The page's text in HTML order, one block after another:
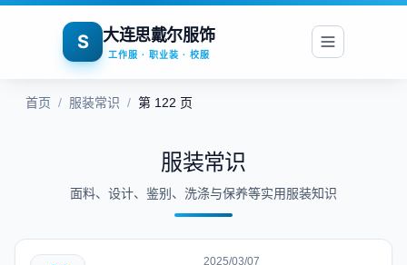
S 大连思戴尔服饰
工作服 · 职业装 · 校服
首页 / 服装常识 / 第 122 页
服装常识
面料、设计、鉴别、洗涤与保养等实用服装知识
2025/03/07